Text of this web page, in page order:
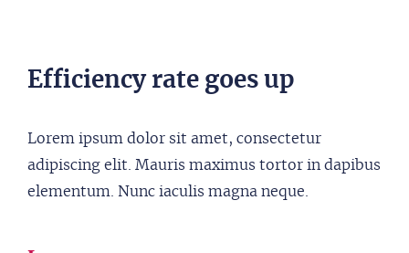
Efficiency rate goes up
Lorem ipsum dolor sit amet, consectetur
adipiscing elit. Mauris maximus tortor in dapibus
elementum. Nunc iaculis magna neque.